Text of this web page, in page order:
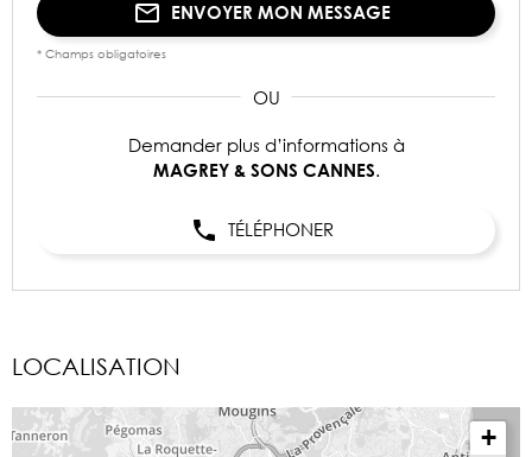
ENVOYER MON MESSAGE
* Champs obligatoires
Demander plus d’informations à
MAGREY & SONS CANNES.
TÉLÉPHONER
LOCALISATION
+